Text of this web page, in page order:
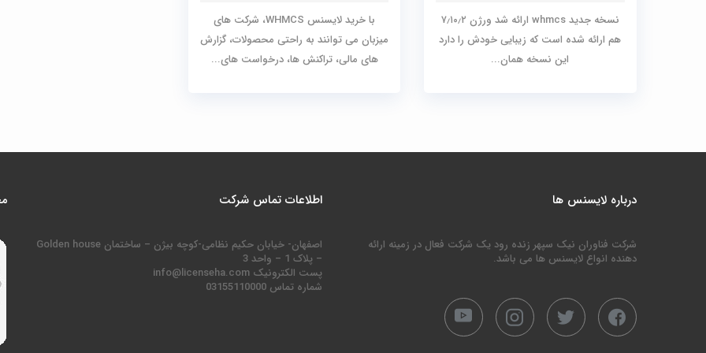
نسخه جدید whmcs ارائه شد ورژن ۷٫۱۰٫۲
هم ارائه شده است که زیبایی خودش را دارد
این نسخه همان...
با خرید لایسنس WHMCS، شرکت های
میزبان می توانند به راحتی محصولات، گزارش
های مالی، تراکنش ها، درخواست های...
درباره لایسنس ها
شرکت فناوران نیک سپهر زنده رود یک شرکت فعال در زمینه ارائه
دهنده انواع لایسنس ها می باشد.
اطلاعات تماس شرکت
اصفهان- خیابان حکیم نظامی-کوچه بیژن – ساختمان Golden house
– پلاک 1 – واحد 3
پست الکترونیک info@licenseha.com
شماره تماس 03155110000